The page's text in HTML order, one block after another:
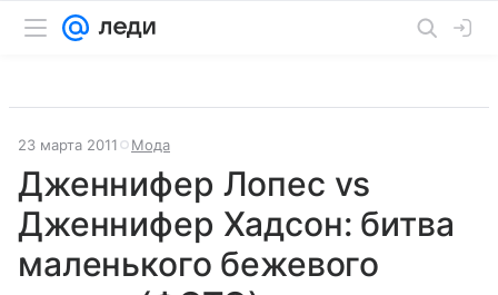
23 марта 2011 Мода
Дженнифер Лопес vs
Дженнифер Хадсон: битва
маленького бежевого